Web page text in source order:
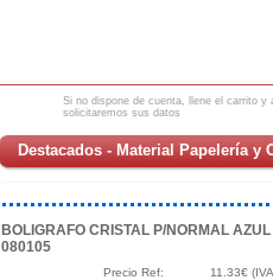
Si no dispone de cuenta, llene el carrito y
solicitaremos sus datos
Destacados - Material Papelería y
BOLIGRAFO CRISTAL P/NORMAL
080105
Precio Ref:
11.33€